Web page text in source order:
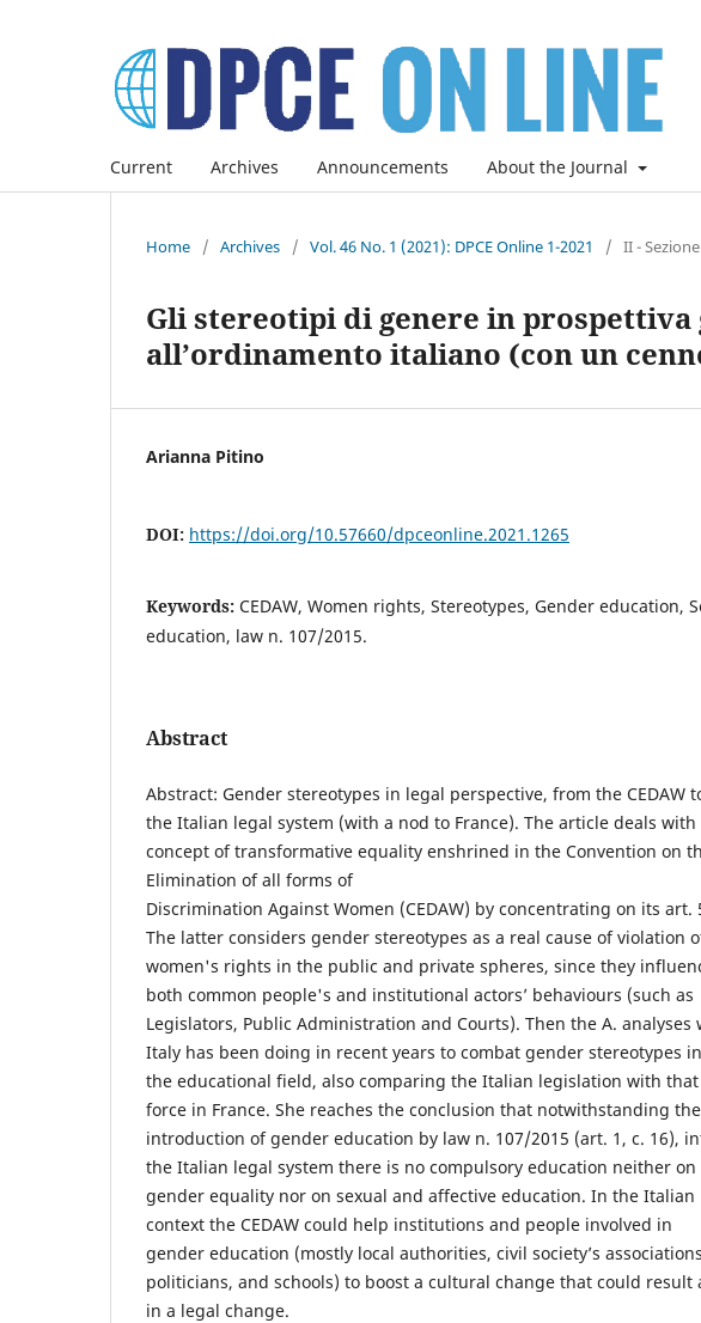
Current Archives Announcements About the Journal
Home / Archives / Vol. 46 No. 1 (2021): DPCE Online 1-2021 / II -
Gli stereotipi di genere in prospettiva
all’ordinamento italiano (con un
Arianna Pitino
DOI: https://doi.org/10.57660/dpceonline.2021.1265
Keywords: CEDAW, Women rights, Stereotypes, Gender education,
education, law n. 107/2015.
Abstract
Abstract: Gender stereotypes in legal perspective, from the CEDAW
the Italian legal system (with a nod to France). The article deals with
concept of transformative equality enshrined in the Convention on
Elimination of all forms of
Discrimination Against Women (CEDAW) by concentrating on its art.
The latter considers gender stereotypes as a real cause of violation
women's rights in the public and private spheres, since they
both common people's and institutional actors’ behaviours (such as
Legislators, Public Administration and Courts). Then the A. analyses
Italy has been doing in recent years to combat gender stereotypes in
the educational field, also comparing the Italian legislation with
force in France. She reaches the conclusion that notwithstanding the
introduction of gender education by law n. 107/2015 (art. 1, c. 16),
the Italian legal system there is no compulsory education neither on
gender equality nor on sexual and affective education. In the Italian
context the CEDAW could help institutions and people involved in
gender education (mostly local authorities, civil society’s
politicians, and schools) to boost a cultural change that could result
in a legal change.